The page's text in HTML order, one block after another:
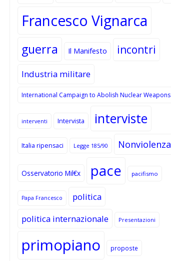
Francesco Vignarca
guerra Il Manifesto incontri
Industria militare
International Campaign to Abolish Nuclear Weapons
interventi Intervista interviste
Italia ripensaci Legge 185/90 Nonviolenza
Osservatorio Mil€x pace pacifismo
Papa Francesco
politica
politica internazionale
Presentazioni
primopiano proposte